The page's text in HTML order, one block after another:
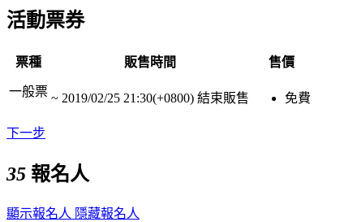
活動票券
票種 販售時間 售價
一般票 ~ 2019/02/25 21:30(+0800) 結束販售 免費
下一步
35 報名人
顯示報名人 隱藏報名人